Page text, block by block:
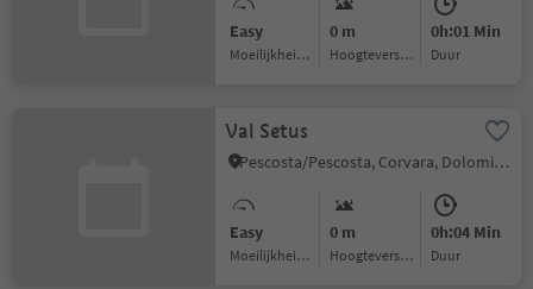
Easy
Moeilijkheidsgraad
0 m
Hoogteverschil
0h:01 Min
Duur
Val Setus
Pescosta/Pescosta, Corvara, Dolomites Region Alta Badia
Easy
Moeilijkheidsgraad
0 m
Hoogteverschil
0h:04 Min
Duur